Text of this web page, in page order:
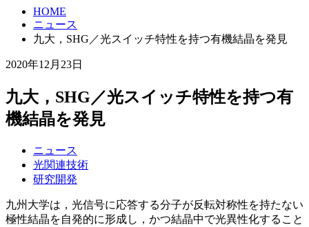
HOME
ニュース
九大，SHG／光スイッチ特性を持つ有機結晶を発見
2020年12月23日
九大，SHG／光スイッチ特性を持つ有
機結晶を発見
ニュース
光関連技術
研究開発
九州大学は，光信号に応答する分子が反転対称性を持たない
極性結晶を自発的に形成し，かつ結晶中で光異性化すること